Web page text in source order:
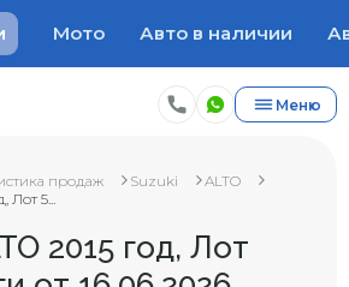
Мото Авто в наличии
Меню
продаж Suzuki
ALTO
Лот 5...
2015 год, Лот